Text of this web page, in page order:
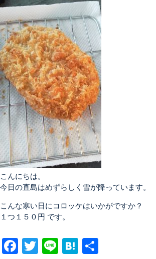
こんにちは。
今日の直島はめずらしく雪が降っています。
こんな寒い日にコロッケはいかがですか？
１つ１５０円 です。
Facebook
Twitter Line Hatena